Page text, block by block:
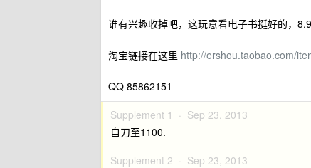
谁有兴趣收掉吧，这玩意看电子书挺好的，
淘宝链接在这里 http://ershou.taobao.com/
QQ 85862151
Supplement 1 · Sep 23, 2013
自刀至1100.
Supplement 2 · Sep 23, 2013